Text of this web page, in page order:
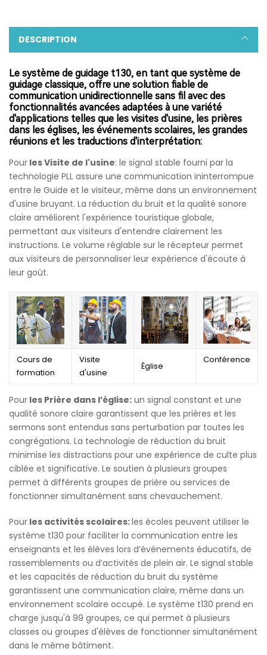
DESCRIPTION
Le système de guidage t130, en tant que système de
guidage classique, offre une solution fiable de
communication unidirectionnelle sans fil avec des
fonctionnalités avancées adaptées à une variété
d'applications telles que les visites d'usine, les prières
dans les églises, les événements scolaires, les grandes
réunions et les traductions d'interprétation:
Pour les Visite de l'usine: le signal stable fourni par la
technologie PLL assure une communication ininterrompue
entre le Guide et le visiteur, même dans un environnement
d'usine bruyant. La réduction du bruit et la qualité sonore
claire améliorent l'expérience touristique globale,
permettant aux visiteurs d'entendre clairement les
instructions. Le volume réglable sur le récepteur permet
aux visiteurs de personnaliser leur expérience d'écoute à
leur goût.
Cours de
formation
Visite
d'usine
Église
Conférence
Pour les Prière dans l’église: un signal constant et une
qualité sonore claire garantissent que les prières et les
sermons sont entendus sans perturbation par toutes les
congrégations. La technologie de réduction du bruit
minimise les distractions pour une expérience de culte plus
ciblée et significative. Le soutien à plusieurs groupes
permet à différents groupes de prière ou services de
fonctionner simultanément sans chevauchement.
Pour les activités scolaires:les écoles peuvent utiliser le
système t130 pour faciliter la communication entre les
enseignants et les élèves lors d’événements éducatifs, de
rassemblements ou d’activités de plein air. Le signal stable
et les capacités de réduction du bruit du système
garantissent une communication claire, même dans un
environnement scolaire occupé. Le système t130 prend en
charge jusqu'à 99 groupes, ce qui permet à plusieurs
classes ou groupes d'élèves de fonctionner simultanément
dans le même bâtiment.